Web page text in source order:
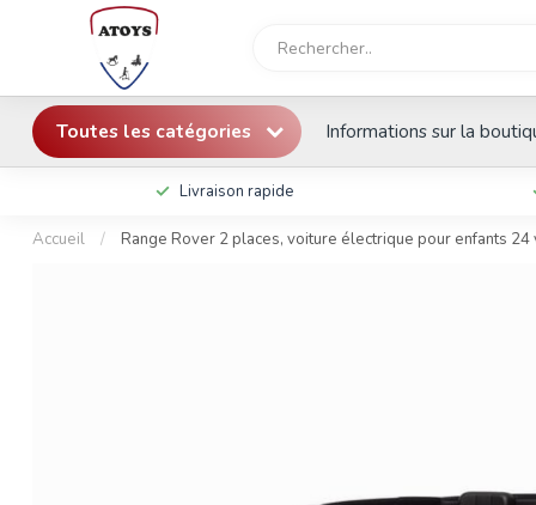
Toutes les catégories Informations sur la
Livraison rapide
Accueil / Range Rover 2 places, voiture électrique pour enfants